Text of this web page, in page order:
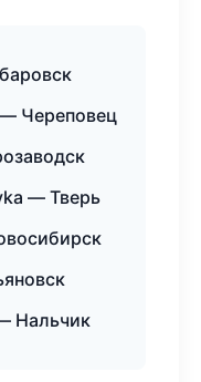
Череповец
— Тверь
Нальчик